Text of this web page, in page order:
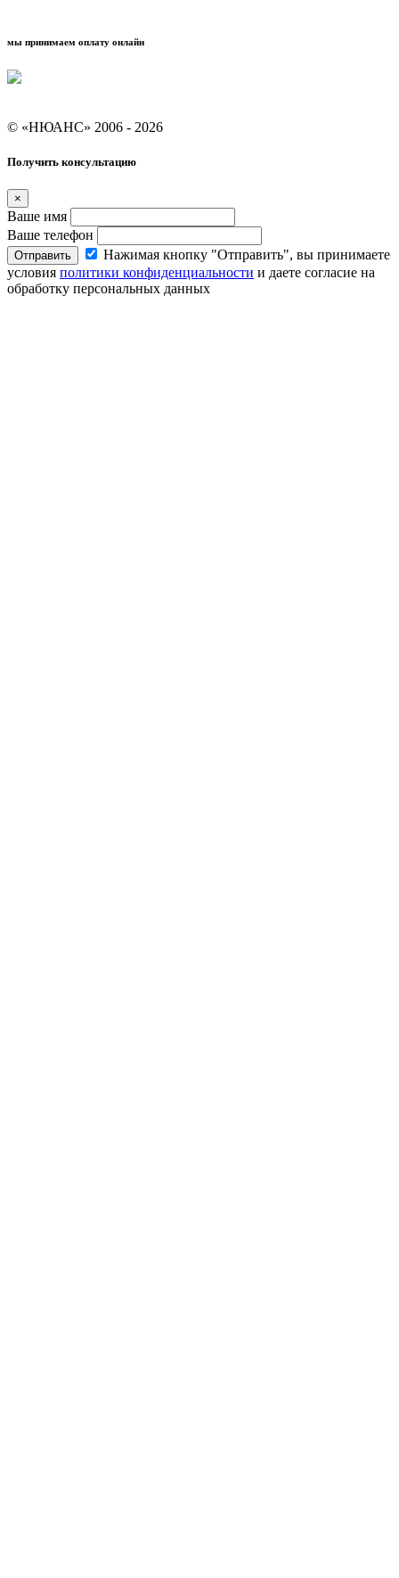
мы принимаем оплату онлайн
© «НЮАНС» 2006 - 2026
Получить консультацию
×
Ваше имя
Ваше телефон
Отправить
Нажимая кнопку "Отправить", вы принимаете
условия политики конфиденциальности и даете согласие на
обработку персональных данных